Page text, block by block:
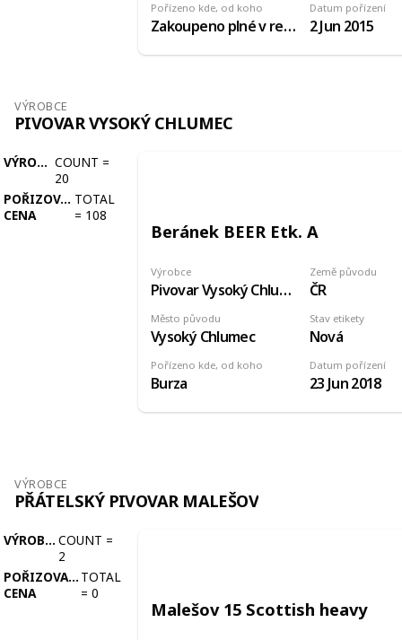
Pořízeno kde, od koho
Zakoupeno plné v restauraci
Datum pořízení
2 Jun 2015
VÝROBCE
PIVOVAR VYSOKÝ CHLUMEC
VÝROBCE COUNT =
20
POŘIZOVACÍ
CENA
TOTAL
= 108
Beránek BEER Etk. A
Výrobce
Pivovar Vysoký Chlumec
Země původu
ČR
Pořízeno kde, od koho
Burza
Stav etikety
Nová
Datum pořízení
23 Jun 2018
Město původu
Vysoký Chlumec
VÝROBCE
PŘÁTELSKÝ PIVOVAR MALEŠOV
VÝROBCE COUNT =
2
POŘIZOVACÍ
CENA
TOTAL
= 0
Malešov 15 Scottish heavy